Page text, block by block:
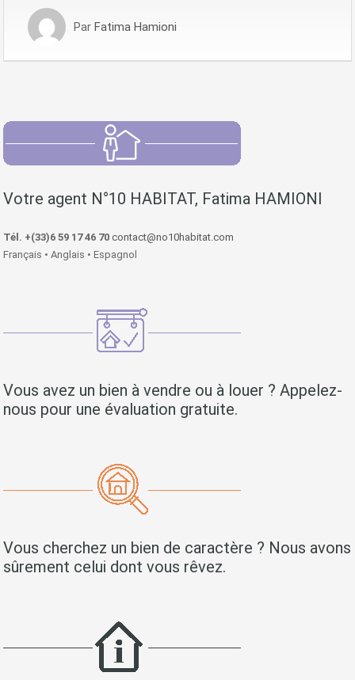
Par Fatima Hamioni
Votre agent N°10 HABITAT, Fatima HAMIONI
Tél. +(33)6 59 17 46 70 contact@no10habitat.com
Français • Anglais • Espagnol
Vous avez un bien à vendre ou à louer ? Appelez-
nous pour une évaluation gratuite.
Vous cherchez un bien de caractère ? Nous avons
sûrement celui dont vous rêvez.